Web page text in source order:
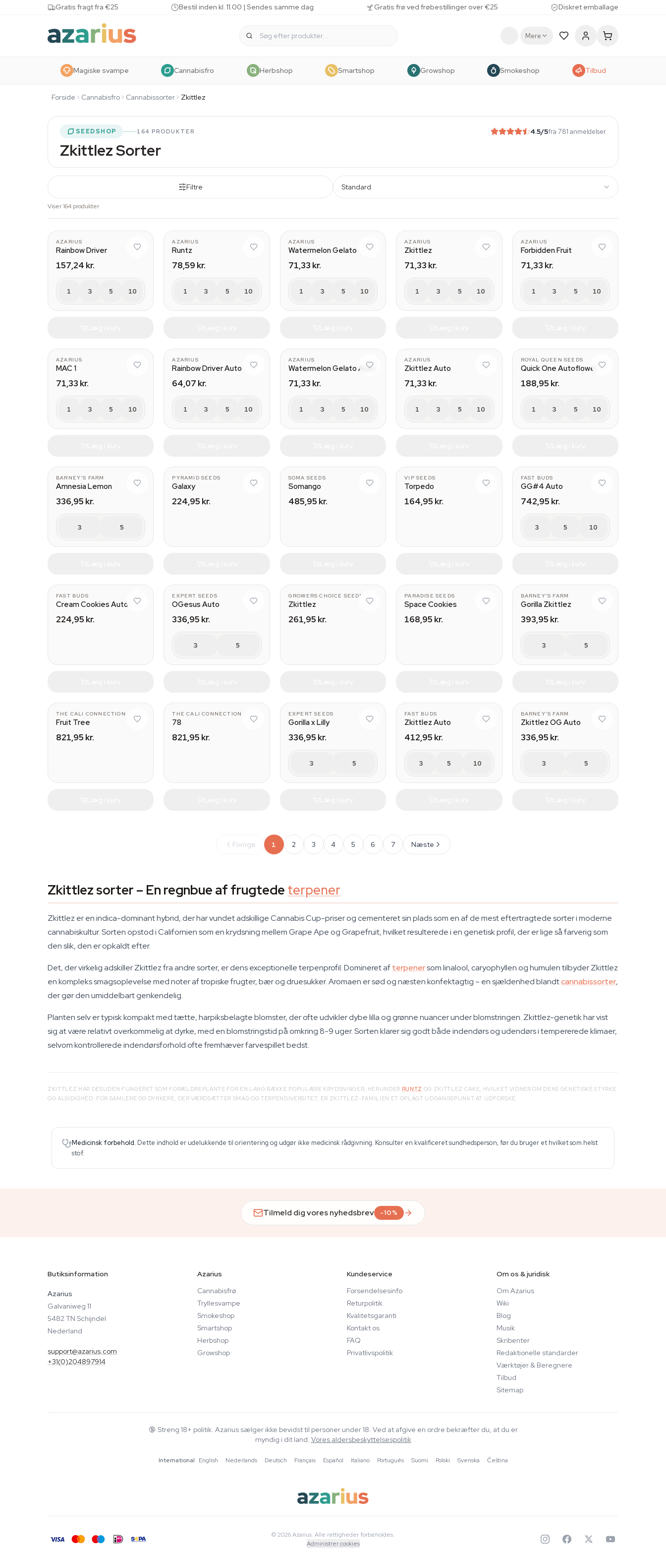
Skip to content Gratis fragt fra €25 Bestil inden kl. 11.00 | Sendes samme dag Gratis frø ved frøbestillinger over €25 Diskret emballage
Mere
Magiske svampe Cannabisfro Herbshop Smartshop Growshop Smokeshop Tilbud
Forside Cannabisfro Cannabissorter Zkittlez
SEEDSHOP 164 PRODUKTER 4.5/5fra 781 anmeldelser
Zkittlez Sorter
Filtre Standard
Viser 164 produkter
AZARIUS
Rainbow Driver
157,24 kr.
1 3 5 10
AZARIUS
Runtz
78,59 kr.
1 3 5 10
AZARIUS
Watermelon Gelato
71,33 kr.
1 3 5 10
AZARIUS
Zkittlez
71,33 kr.
1 3 5 10
AZARIUS
Forbidden Fruit
71,33 kr.
1 3 5 10
AZARIUS
MAC 1
71,33 kr.
1 3 5 10
AZARIUS
Rainbow Driver Auto
64,07 kr.
1 3 5 10
AZARIUS
Watermelon Gelato Auto
71,33 kr.
1 3 5 10
AZARIUS
Zkittlez Auto
71,33 kr.
1 3 5 10
ROYAL QUEEN SEEDS
Quick One Autoflower
188,95 kr.
1 3 5 10
BARNEY'S FARM
Amnesia Lemon
336,95 kr.
3 5
PYRAMID SEEDS
Galaxy
224,95 kr.
SOMA SEEDS
Somango
485,95 kr.
VIP SEEDS
Torpedo
164,95 kr.
FAST BUDS
GG#4 Auto
742,95 kr.
3 5 10
FAST BUDS
Cream Cookies Auto
224,95 kr.
EXPERT SEEDS
OGesus Auto
336,95 kr.
3 5
GROWERS CHOICE SEEDS
Zkittlez
261,95 kr.
PARADISE SEEDS
Space Cookies
168,95 kr.
BARNEY'S FARM
Gorilla Zkittlez
393,95 kr.
3 5
THE CALI CONNECTION
Fruit Tree
821,95 kr.
THE CALI CONNECTION
78
821,95 kr.
EXPERT SEEDS
Gorilla x Lilly
336,95 kr.
3 5
FAST BUDS
Zkittlez Auto
412,95 kr.
3 5 10
BARNEY'S FARM
Zkittlez OG Auto
336,95 kr.
3 5
Forrige 1 2 3 4 5 6 7 Næste
Zkittlez sorter – En regnbue af frugtede terpener
Zkittlez er en indica-dominant hybrid, der har vundet adskillige Cannabis Cup-priser og cementeret sin plads som en af de mest eftertragtede sorter i moderne
cannabiskultur. Sorten opstod i Californien som en krydsning mellem Grape Ape og Grapefruit, hvilket resulterede i en genetisk profil, der er lige så farverig som
den slik, den er opkaldt efter.
Det, der virkelig adskiller Zkittlez fra andre sorter, er dens exceptionelle terpenprofil. Domineret afterpenersom linalool, caryophyllen og humulen tilbyder Zkittlez
en kompleks smagsoplevelse med noter af tropiske frugter, bær og druesukker. Aromaen er sød og næsten konfektagtig – en sjældenhed blandtcannabissorter,
der gør den umiddelbart genkendelig.
Planten selv er typisk kompakt med tætte, harpiksbelagte blomster, der ofte udvikler dybe lilla og grønne nuancer under blomstringen. Zkittlez-genetik har vist
sig at være relativt overkommelig at dyrke, med en blomstringstid på omkring 8-9 uger. Sorten klarer sig godt både indendørs og udendørs i tempererede klimaer,
selvom kontrollerede indendørsforhold ofte fremhæver farvespillet bedst.
ZKITTLEZ HAR DESUDEN FUNGERET SOM FORÆLDREPLANTE FOR EN LANG RÆKKE POPULÆRE KRYDSNINGER, HERUNDER RUNTZ OG ZKITTLEZ CAKE, HVILKET VIDNER OM DENS GENETISKE STYRKE
OG ALSIDIGHED. FOR SAMLERE OG DYRKERE, DER VÆRDSÆTTER SMAG OG TERPENDIVERSITET, ER ZKITTLEZ-FAMILIEN ET OPLAGT UDGANGSPUNKT AT UDFORSKE.
Medicinsk forbehold. Dette indhold er udelukkende til orientering og udgør ikke medicinsk rådgivning. Konsulter en kvalificeret sundhedsperson, før du bruger et hvilket som helst
stof.
Tilmeld dig vores nyhedsbrev -10%
Butiksinformation
Azarius
Galvaniweg 11
5482 TN Schijndel
Nederland
support@azarius.com
+31(0)204897914
Azarius
Cannabisfrø
Tryllesvampe
Smokeshop
Smartshop
Herbshop
Growshop
Kundeservice
Forsendelsesinfo
Returpolitik
Kvalitetsgaranti
Kontakt os
FAQ
Privatlivspolitik
Om os & juridisk
Om Azarius
Wiki
Blog
Musik
Skribenter
Redaktionelle standarder
Værktøjer & Beregnere
Tilbud
Sitemap
🔞 Streng 18+ politik. Azarius sælger ikke bevidst til personer under 18. Ved at afgive en ordre bekræfter du, at du er
myndig i dit land. Vores aldersbeskyttelsespolitik
International English ·Nederlands ·Deutsch ·Français ·Español ·Italiano ·Português ·Suomi ·Polski ·Svenska ·Čeština
© 2026 Azarius. Alle rettigheder forbeholdes.
Administrer cookies
✦